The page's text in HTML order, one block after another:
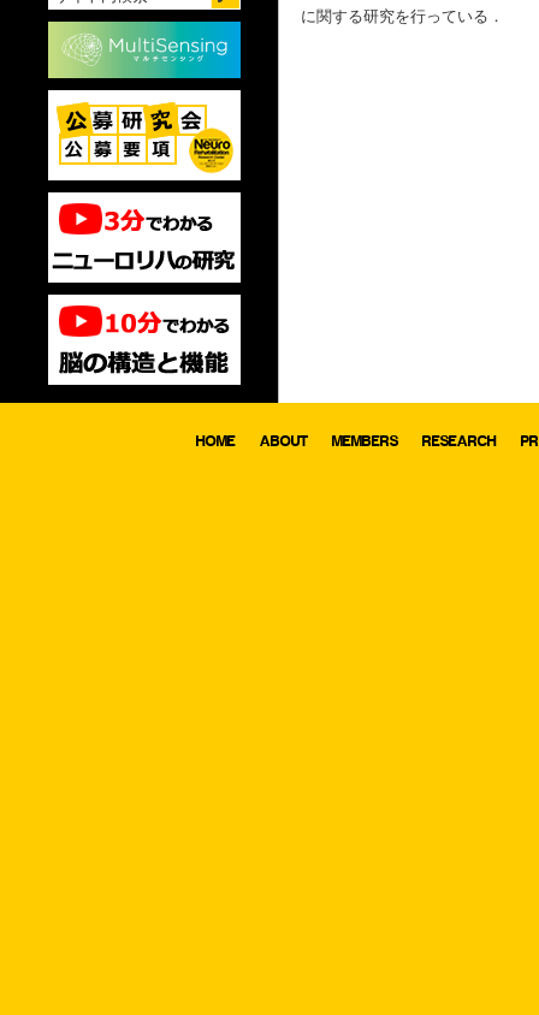
に関する研究を行っている．
HOME ABOUT MEMBERS RESEARCH